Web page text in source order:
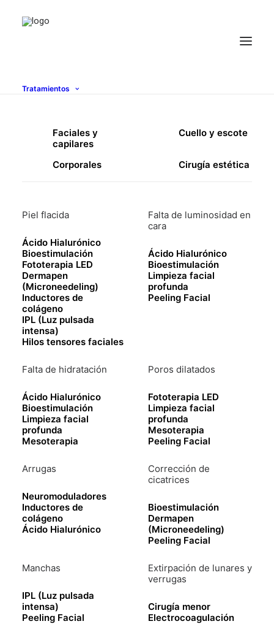
Tratamientos
Faciales y
capilares
Cuello y escote
Corporales Cirugía estética
Piel flacida
Ácido Hialurónico
Bioestimulación
Fototerapia LED
Dermapen
(Microneedeling)
Inductores de
colágeno
IPL (Luz pulsada
intensa)
Hilos tensores faciales
Falta de luminosidad en
cara
Ácido Hialurónico
Bioestimulación
Limpieza facial
profunda
Peeling Facial
Falta de hidratación
Ácido Hialurónico
Bioestimulación
Limpieza facial
profunda
Mesoterapia
Poros dilatados
Fototerapia LED
Limpieza facial
profunda
Mesoterapia
Peeling Facial
Arrugas
Neuromoduladores
Inductores de
colágeno
Ácido Hialurónico
Corrección de
cicatrices
Bioestimulación
Dermapen
(Microneedeling)
Peeling Facial
Manchas
IPL (Luz pulsada
intensa)
Peeling Facial
Extirpación de lunares y
verrugas
Cirugía menor
Electrocoagulación
321,00
abierta y rejuvenecida. Resultados naturales y visibles
desde la primera semana, con una duración de hasta 6
meses.
Pack
entrecejo
+
patas
de
cantidad
Añadir Al Carrito
Categoría Tratamientos
Descripción
Combina dos zonas clave para lograr una mirada abierta
Relaja las arrugas del entrecejo y del contorno de ojos
con resultados suaves y duraderos.
natural.
Duración: 4 a 6 meses.